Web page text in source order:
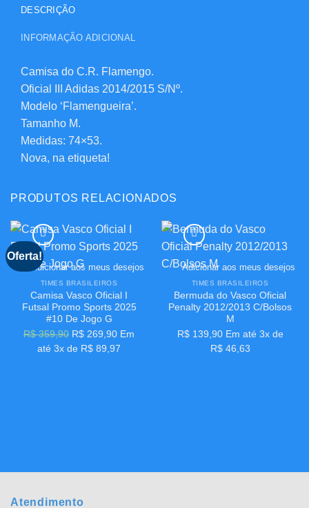
DESCRIÇÃO
INFORMAÇÃO ADICIONAL
Camisa do C.R. Flamengo.
Oficial III Adidas 2014/2015 S/Nº.
Modelo ‘Flamengueira’.
Tamanho M.
Medidas: 74×53.
Nova, na etiqueta!
PRODUTOS RELACIONADOS
Oferta!
Adicionar aos meus desejos
TIMES BRASILEIROS
Camisa Vasco Oficial I
Futsal Promo Sports 2025
#10 De Jogo G
R$359,90 O
preço
R$ 269,90O
preço
Em
até 3x de R$ 89,97
Adicionar aos meus desejos
TIMES BRASILEIROS
Bermuda do Vasco Oficial
Penalty 2012/2013 C/Bolsos
M
R$139,90 Em até 3x de
R$46,63
Atendimento